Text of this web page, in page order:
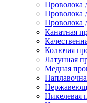
Проволока
Проволока
Проволока
Канатная
Колючая
Латунная
Медная
Никелевая